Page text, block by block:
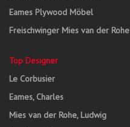
Eames Plywood Möbel
Freischwinger Mies van der Rohe
Top Designer
Le Corbusier
Eames, Charles
Mies van der Rohe, Ludwig